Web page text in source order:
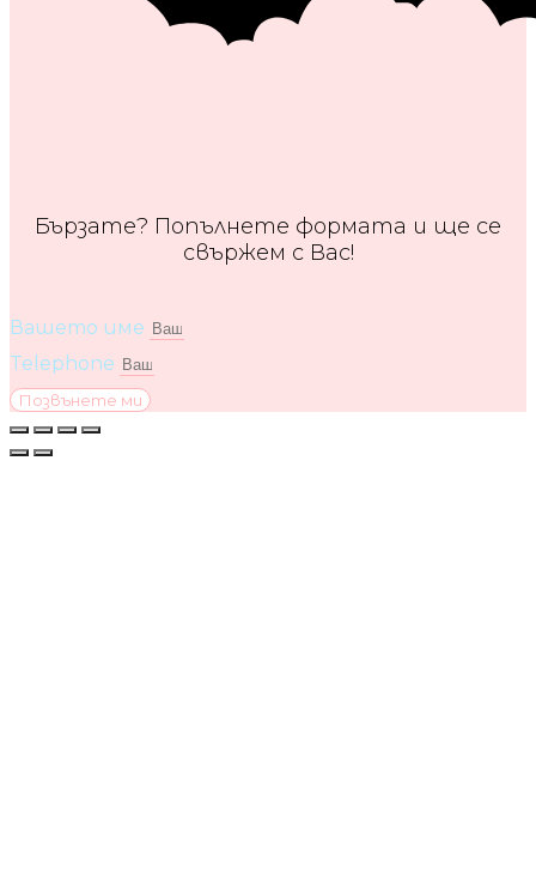
Бързате? Попълнете формата и ще се
свържем с Вас!
Вашето име
Telephone
Позвънете ми